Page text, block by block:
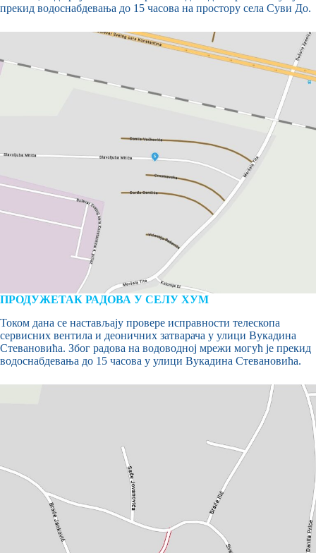
прекид водоснабдевања до 15 часова на простору села Суви До.
ПРОДУЖЕТАК РАДОВА У СЕЛУ ХУМ
Током дана се настављају провере исправности телескопа
сервисних вентила и деоничних затварача у улици Вукадина
Стевановића. Због радова на водоводној мрежи могућ је прекид
водоснабдевања до 15 часова у улици Вукадина Стевановића.